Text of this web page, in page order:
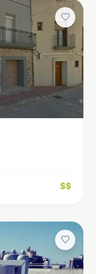
favorite
$$
favorite